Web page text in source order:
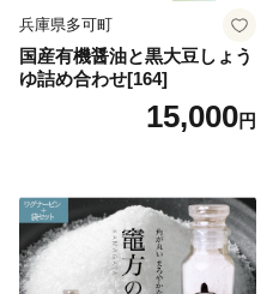
兵庫県多可町
国産有機醤油と黒大豆しょう
ゆ詰め合わせ[164]
15,000円